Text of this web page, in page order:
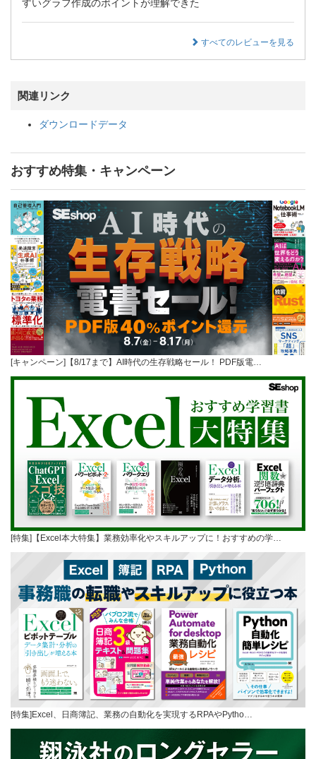
すいグラフ作成のポイントが理解できた
すべてのレビューを見る
関連リンク
ダウンロードデータ
おすすめ特集・キャンペーン
[キャンペーン]【8/17まで】AI時代の生存戦略セール！ PDF版電…
[特集]【Excel本大特集】業務効率化やスキルアップに！おすすめの学…
[特集]Excel、日商簿記、業務の自動化を実現するRPAやPytho…